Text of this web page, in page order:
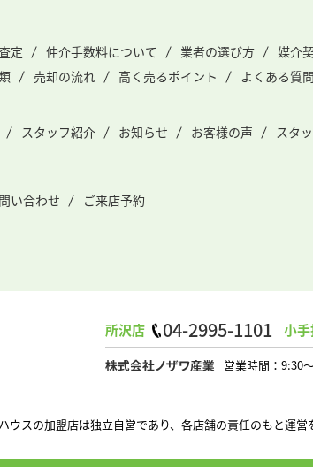
定 仲介手数料について 業者の選び方 媒介
売却の流れ 高く売るポイント よくある質問
スタッフ紹介 お知らせ お客様の声 スタ
い合わせ ご来店予約
所沢店 04-2995-1101 小
営業時間：9:30
ウスの加盟店は独立自営であり、各店舗の責任のもと運営